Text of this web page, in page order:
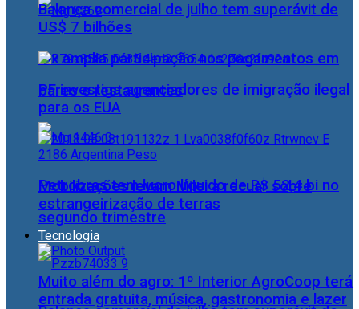
Pix amplia participação nos pagamentos em
bares e restaurantes
Petrobras tem lucro líquido de R$ 52,4 bi no
segundo trimestre
Balança comercial de julho tem superávit de
US$ 7 bilhões
PF investiga agenciadores de imigração ilegal
para os EUA
Mobilizações levam Milei a recuar sobre
estrangeirização de terras
Tecnologia
Muito além do agro: 1º Interior AgroCoop terá
entrada gratuita, música, gastronomia e lazer